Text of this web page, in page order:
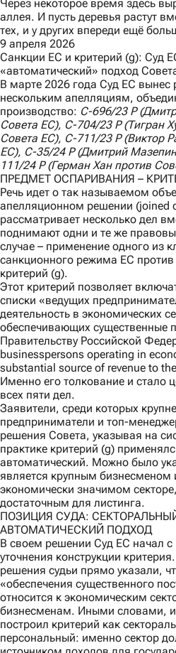
Через некоторое время здесь
аллея. И пусть деревья растут
тех, и у других впереди ещё
9 апреля 2026
Санкции ЕС и критерий (g): Суд
«автоматический» подход
В марте 2026 года Суд ЕС вынес
нескольким апелляциям,
производство: C-696/23 P
Совета ЕС), C-704/23 P(Тигран
Совета ЕС), C-711/23 P(Виктор
ЕС), C-35/24 P(Дмитрий
111/24 P(Герман Хан против
ПРЕДМЕТ ОСПАРИВАНИЯ –
Речь идет о так называемом
апелляционном решении (joined
рассматривает несколько дел
поднимают одни и те же
случае – применение одного из
санкционного режима ЕС против
критерий (g).
Этот критерий позволяет
списки «ведущих
деятельность в экономических
обеспечивающих существенные
Правительству Российской
businesspersons operating in
substantial source of revenue to
Именно его толкование и стало
всех пяти дел.
Заявители, среди которых
предприниматели и топ-
решения Совета, указывая на
практике критерий (g)
автоматический. Можно было
является крупным бизнесменом
экономически значимом
достаточным для листинга.
ПОЗИЦИЯ СУДА:
АВТОМАТИЧЕСКИЙ ПОДХОД
В своем решении Суд ЕС начал с
уточнения конструкции
решения судьи прямо указали,
«обеспечения существенного
относится к экономическим
бизнесменам. Иными словами,
построил критерий как
персональный: именно сектор